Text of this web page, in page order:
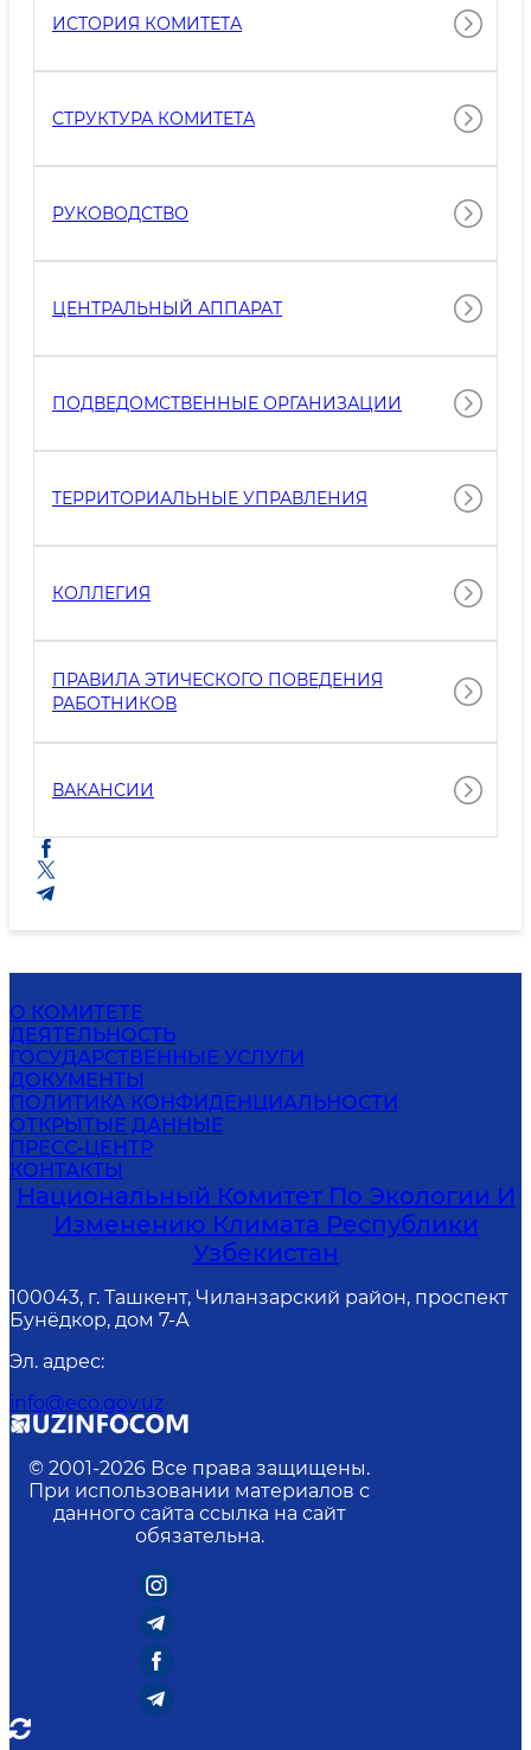
ИСТОРИЯ КОМИТЕТА
СТРУКТУРА КОМИТЕТА
РУКОВОДСТВО
ЦЕНТРАЛЬНЫЙ АППАРАТ
ПОДВЕДОМСТВЕННЫЕ ОРГАНИЗАЦИИ
ТЕРРИТОРИАЛЬНЫЕ УПРАВЛЕНИЯ
КОЛЛЕГИЯ
ПРАВИЛА ЭТИЧЕСКОГО ПОВЕДЕНИЯ
РАБОТНИКОВ
ВАКАНСИИ
О КОМИТЕТЕ
ДЕЯТЕЛЬНОСТЬ
ГОСУДАРСТВЕННЫЕ УСЛУГИ
ДОКУМЕНТЫ
ПОЛИТИКА КОНФИДЕНЦИАЛЬНОСТИ
ОТКРЫТЫЕ ДАННЫЕ
ПРЕСС-ЦЕНТР
КОНТАКТЫ
Национальный Комитет По Экологии И
Изменению Климата Республики
Узбекистан
100043, г. Ташкент, Чиланзарский район, проспект
Бунёдкор, дом 7-А
Эл. адрес:
info@eco.gov.uz
© 2001-2026 Все права защищены.
При использовании материалов с
данного сайта ссылка на сайт
обязательна.